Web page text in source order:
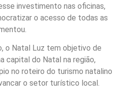
investimento nas oficinas,
o acesso de todas as
o Natal Luz tem objetivo de
capital do Natal na região,
no roteiro do turismo natalino
o setor turístico local.